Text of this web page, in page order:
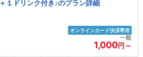
１ドリンク付き♪のプラン詳細
オンラインカード決済専用
一般
1,000円～